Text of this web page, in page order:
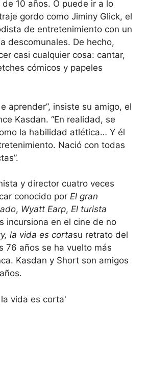
10 años. O puede ir a lo
gordo como Jiminy Glick, el
de entretenimiento con un
descomunales. De hecho,
casi cualquier cosa: cantar,
cómicos y papeles
aprender”, insiste su amigo, el
Kasdan. “En realidad, se
la habilidad atlética… Y él
Nació con todas
y director cuatro veces
conocido por El gran
, Wyatt Earp, El turista
incursiona en el cine de no
la vida es cortasu retrato del
76 años se ha vuelto más
Kasdan y Short son amigos